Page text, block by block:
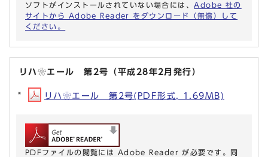
ソフトがインストールされていない場合には、 Adobe 社の
サイトから Adobe Reader をダウンロード（無償）して
ください。
リハ❀エール 第2号（平成28年2月発行）
リハ❀エール 第2号(PDF形式, 1.69MB)
PDFファイルの閲覧には Adobe Reader が必要です。同